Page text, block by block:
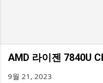
AMD 라이젠 7840U
9월 21, 2023